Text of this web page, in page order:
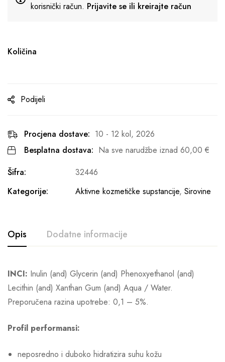
korisnički račun. Prijavite se ili kreirajte račun
Količina
Podijeli
Procjena dostave: 10 - 12 kol, 2026
Besplatna dostava: Na sve narudžbe iznad 60,00 €
Šifra:
32446
Kategorije:
Aktivne kozmetičke supstancije, Sirovine
Opis Dodatne informacije
INCI: Inulin (and) Glycerin (and) Phenoxyethanol (and)
Lecithin (and) Xanthan Gum (and) Aqua / Water.
Preporučena razina upotrebe: 0,1 – 5%.
Profil performansi:
neposredno i duboko hidratizira suhu kožu